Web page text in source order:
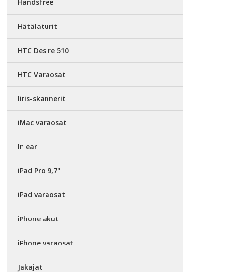
Handsfree
Hätälaturit
HTC Desire 510
HTC Varaosat
Iiris-skannerit
iMac varaosat
In ear
iPad Pro 9,7"
iPad varaosat
iPhone akut
iPhone varaosat
Jakajat